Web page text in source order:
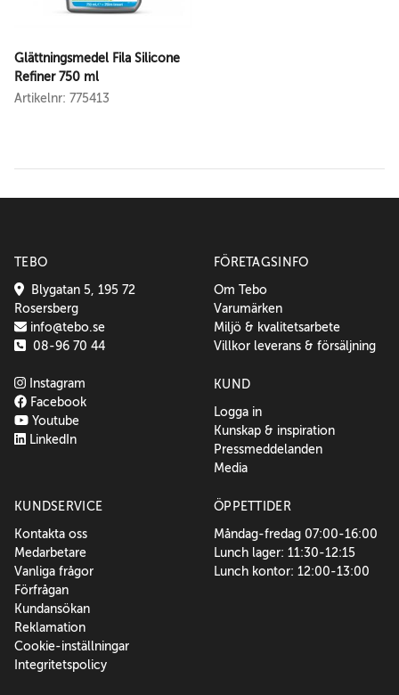
Glättningsmedel Fila Silicone
Refiner 750 ml
Artikelnr: 775413
TEBO
Blygatan 5, 195 72
Rosersberg
info@tebo.se
08-96 70 44
Instagram
Facebook
Youtube
LinkedIn
FÖRETAGSINFO
Om Tebo
Varumärken
Miljö & kvalitetsarbete
Villkor leverans & försäljning
KUND
Logga in
Kunskap & inspiration
Pressmeddelanden
Media
KUNDSERVICE
Kontakta oss
Medarbetare
Vanliga frågor
Förfrågan
Kundansökan
Reklamation
Cookie-inställningar
Integritetspolicy
ÖPPETTIDER
Måndag-fredag 07:00-16:00
Lunch lager: 11:30-12:15
Lunch kontor: 12:00-13:00